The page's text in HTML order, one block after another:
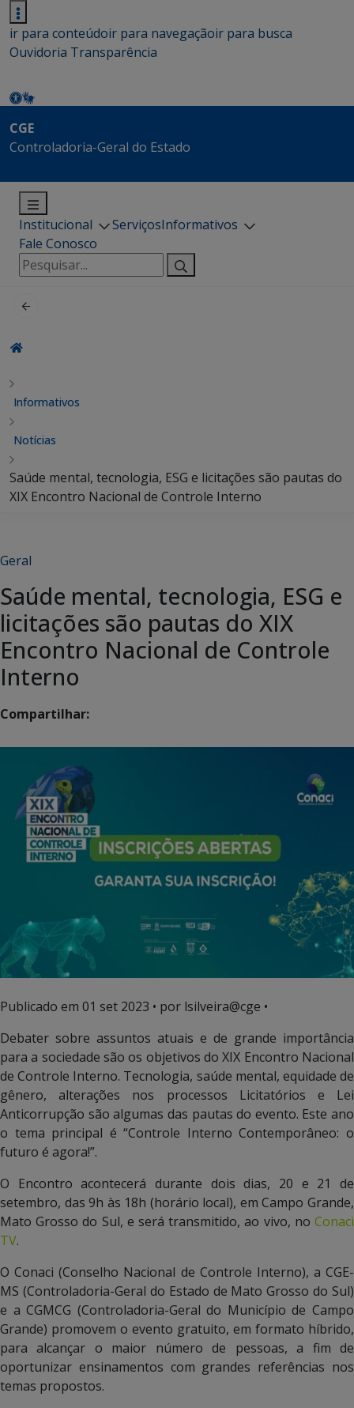
ir para conteúdoir para navegaçãoir para busca
Ouvidoria Transparência
CGE
Controladoria-Geral do Estado
Institucional ServiçosInformativos
Fale Conosco
Pesquisar
por:
Informativos
Notícias
Saúde mental, tecnologia, ESG e licitações são pautas do
XIX Encontro Nacional de Controle Interno
Geral
Saúde mental, tecnologia, ESG e
licitações são pautas do XIX
Encontro Nacional de Controle
Interno
Compartilhar:
Publicado em 01 set 2023 • por lsilveira@cge •
Debater sobre assuntos atuais e de grande importância
para a sociedade são os objetivos do XIX Encontro Nacional
de Controle Interno. Tecnologia, saúde mental, equidade de
gênero, alterações nos processos Licitatórios e Lei
Anticorrupção são algumas das pautas do evento. Este ano
o tema principal é “Controle Interno Contemporâneo: o
futuro é agora!”.
O Encontro acontecerá durante dois dias, 20 e 21 de
setembro, das 9h às 18h (horário local), em Campo Grande,
Mato Grosso do Sul, e será transmitido, ao vivo, no Conaci
TV.
O Conaci (Conselho Nacional de Controle Interno), a CGE-
MS (Controladoria-Geral do Estado de Mato Grosso do Sul)
e a CGMCG (Controladoria-Geral do Município de Campo
Grande) promovem o evento gratuito, em formato híbrido,
para alcançar o maior número de pessoas, a fim de
oportunizar ensinamentos com grandes referências nos
temas propostos.